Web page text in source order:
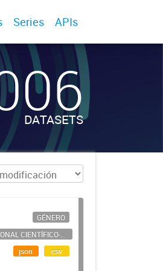
Series APIs
DATASETS
GÉNERO
PERSONAL CIENTÍFICO-TECNOLÓGICO
json
csv